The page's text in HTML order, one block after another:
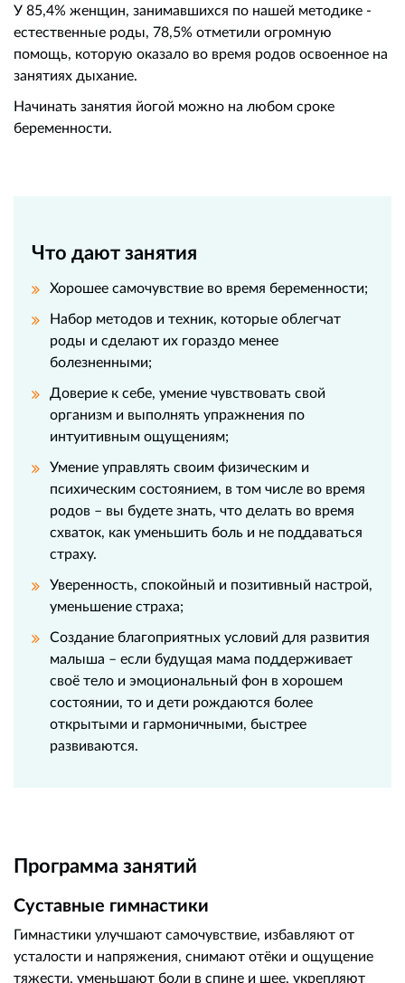
У 85,4% женщин, занимавшихся по нашей методике -
естественные роды, 78,5% отметили огромную
помощь, которую оказало во время родов освоенное на
занятиях дыхание.
Начинать занятия йогой можно на любом сроке
беременности.
Что дают занятия
Хорошее самочувствие во время беременности;
Набор методов и техник, которые облегчат
роды и сделают их гораздо менее
болезненными;
Доверие к себе, умение чувствовать свой
организм и выполнять упражнения по
интуитивным ощущениям;
Умение управлять своим физическим и
психическим состоянием, в том числе во время
родов – вы будете знать, что делать во время
схваток, как уменьшить боль и не поддаваться
страху.
Уверенность, спокойный и позитивный настрой,
уменьшение страха;
Создание благоприятных условий для развития
малыша – если будущая мама поддерживает
своё тело и эмоциональный фон в хорошем
состоянии, то и дети рождаются более
открытыми и гармоничными, быстрее
развиваются.
Программа занятий
Суставные гимнастики
Гимнастики улучшают самочувствие, избавляют от
усталости и напряжения, снимают отёки и ощущение
тяжести, уменьшают боли в спине и шее, укрепляют